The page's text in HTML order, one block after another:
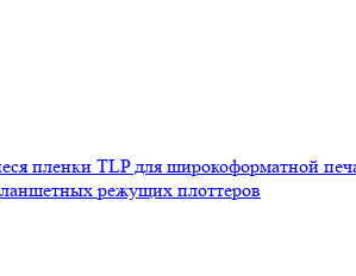
пленки TLP для широкоформатной
режущих плоттеров